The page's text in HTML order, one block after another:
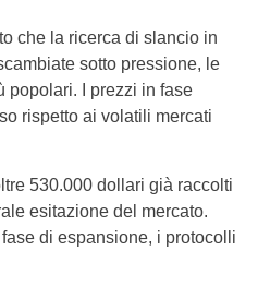
che la ricerca di slancio in
sotto pressione, le
popolari. I prezzi in fase
rispetto ai volatili mercati
530.000 dollari già raccolti
esitazione del mercato.
di espansione, i protocolli